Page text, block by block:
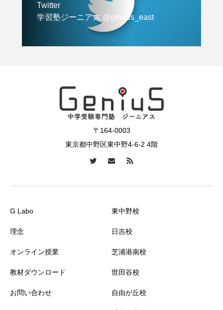
Twitter
学習塾ジーニアス @genius_east
〒164-0003
東京都中野区東中野4-6-2 4階
G Labo
理念
オンライン授業
教材ダウンロード
お問い合わせ
東中野校
日吉校
芝浦港南校
世田谷校
自由が丘校